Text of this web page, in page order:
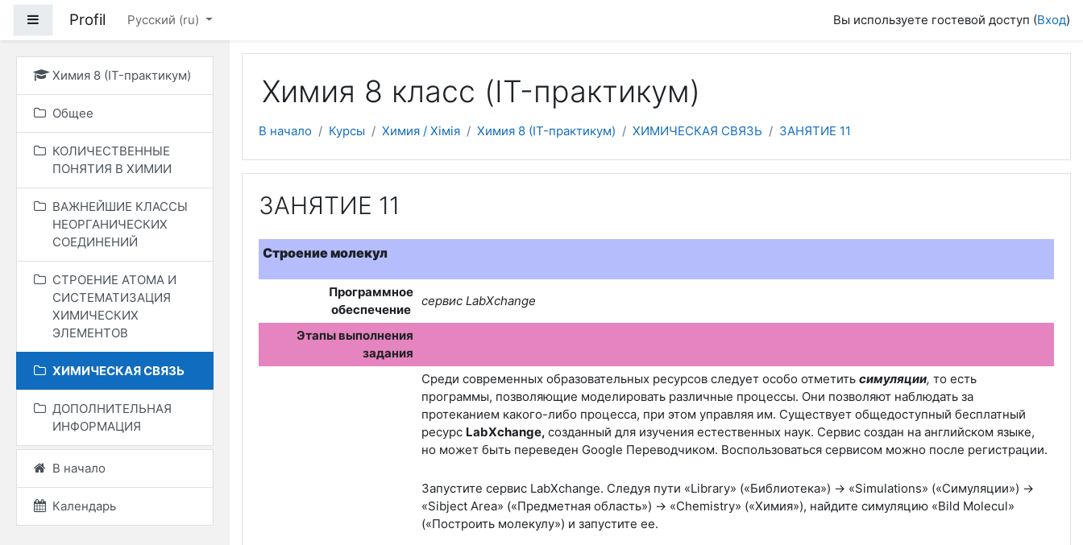
Боковая панель
Profil Русский ‎(ru)‎ Вы используете гостевой доступ (Вход)
Химия 8 (IT-практикум)
Общее
КОЛИЧЕСТВЕННЫЕ
ПОНЯТИЯ В ХИМИИ
ВАЖНЕЙШИЕ КЛАССЫ
НЕОРГАНИЧЕСКИХ
СОЕДИНЕНИЙ
СТРОЕНИЕ АТОМА И
СИСТЕМАТИЗАЦИЯ
ХИМИЧЕСКИХ
ЭЛЕМЕНТОВ
ХИМИЧЕСКАЯ СВЯЗЬ
ДОПОЛНИТЕЛЬНАЯ
ИНФОРМАЦИЯ
В начало
Календарь
Химия 8 класс (IT-практикум)
В начало Курсы Химия / Хімія Химия 8 (IT-практикум) ХИМИЧЕСКАЯ СВЯЗЬ ЗАНЯТИЕ 11
ЗАНЯТИЕ 11
Строение молекул
Программное
обеспечение
сервис LabXchange
Этапы выполнения
задания
Среди современных образовательных ресурсов следует особо отметить симуляции, то есть
программы, позволяющие моделировать различные процессы. Они позволяют наблюдать за
протеканием какого-либо процесса, при этом управляя им. Существует общедоступный бесплатный
ресурс LabXchange, созданный для изучения естественных наук. Сервис создан на английском языке,
но может быть переведен Google Переводчиком. Воспользоваться сервисом можно после регистрации.
Запустите сервис LabXchange. Следуя пути «Library» («Библиотека») -> «Simulations» («Симуляции») ->
«Sibject Area» («Предметная область») -> «Chemistry» («Химия»), найдите симуляцию «Bild Molecul»
(«Построить молекулу») и запустите ее.